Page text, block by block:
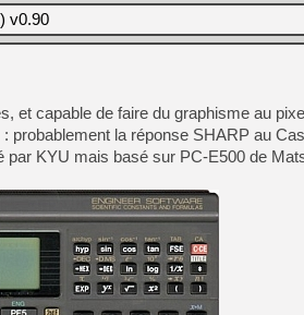
[Mo5] DOOM arrive en
[GK] Bethesda fête les 30
[GK] Roblox : l'action en
[GK] Agenda - GeForce
[GK] Devolver Digital en a
[LS] [PS5] ps5-y2jb-
[GK] Pourquoi Marvel
[GK] Test : Restory : Chill
[GK] GTA 6 : Rockstar
[GK] Hot Wheels Infinite
[GK] Mémoire cash -
[GK] Résultats Nintendo :
v0.90
et capable de faire du graphisme au
la réponse SHARP au
KYU mais basé sur PC-E500 de